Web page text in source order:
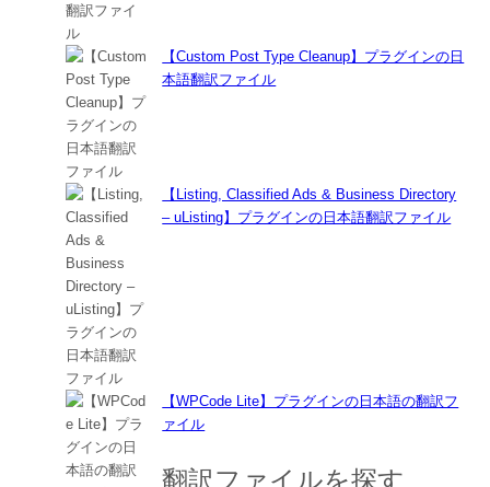
【Custom Post Type Cleanup】プラグインの日
本語翻訳ファイル
【Listing, Classified Ads & Business Directory
– uListing】プラグインの日本語翻訳ファイル
【WPCode Lite】プラグインの日本語の翻訳フ
ァイル
翻訳ファイルを探す